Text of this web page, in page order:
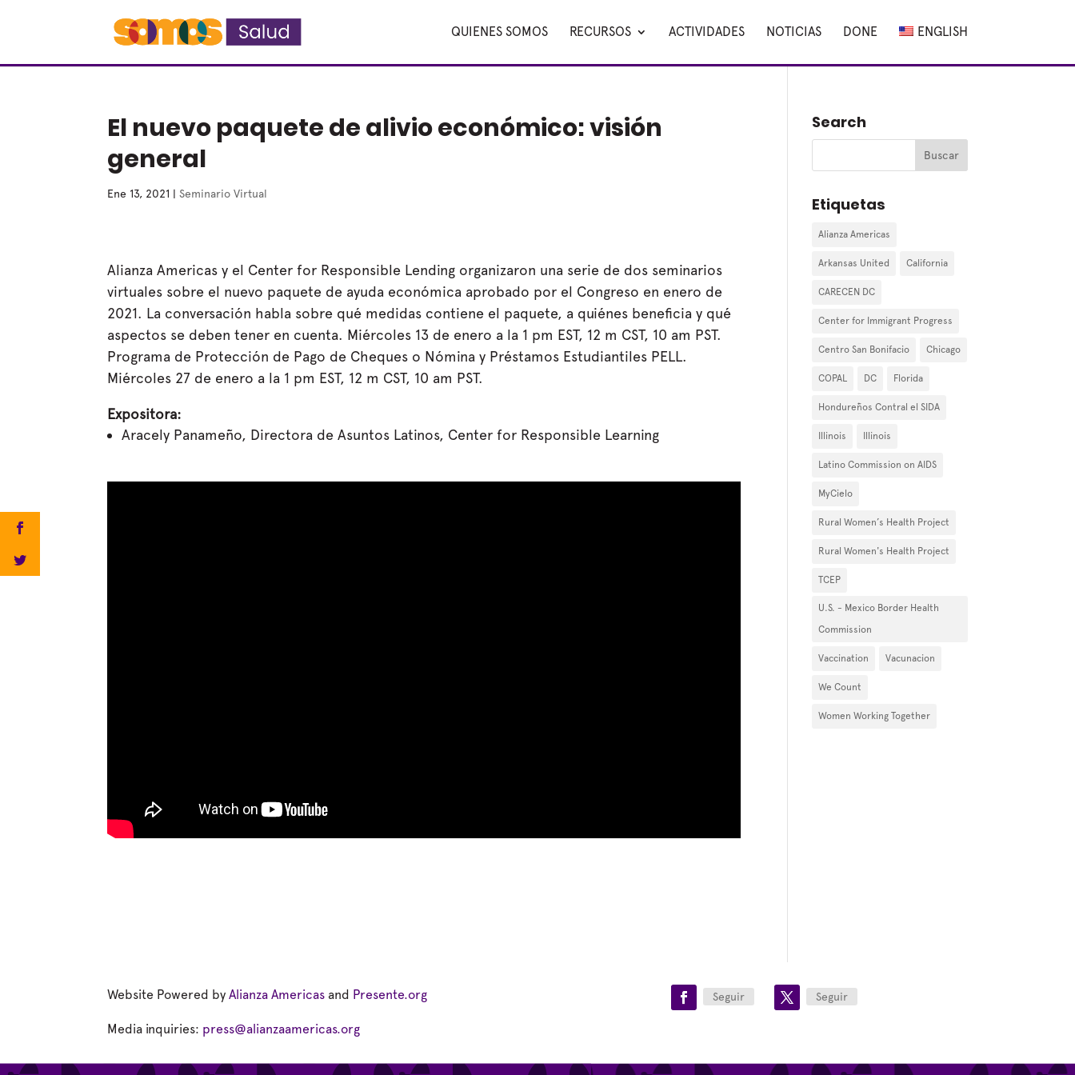
QUIENES SOMOS RECURSOS ACTIVIDADES NOTICIAS DONE ENGLISH
El nuevo paquete de alivio económico: visión
general
Ene 13, 2021 |Seminario Virtual
Alianza Americas y el Center for Responsible Lending organizaron una serie de dos seminarios
virtuales sobre el nuevo paquete de ayuda económica aprobado por el Congreso en enero de
2021. La conversación habla sobre qué medidas contiene el paquete, a quiénes beneficia y qué
aspectos se deben tener en cuenta. Miércoles 13 de enero a la 1 pm EST, 12 m CST, 10 am PST.
Programa de Protección de Pago de Cheques o Nómina y Préstamos Estudiantiles PELL.
Miércoles 27 de enero a la 1 pm EST, 12 m CST, 10 am PST.
Expositora:
Aracely Panameño, Directora de Asuntos Latinos, Center for Responsible Learning
Search
Etiquetas
Alianza Americas
Arkansas United California
CARECEN DC
Center for Immigrant Progress
Centro San Bonifacio Chicago
COPAL DC Florida
Hondureños Contral el SIDA
Illinois Illinois
Latino Commission on AIDS
MyCielo
Rural Women’s Health Project
Rural Women's Health Project
TCEP
U.S. - Mexico Border Health
Commission
Vaccination Vacunacion
We Count
Women Working Together
Website Powered byAlianza Americas and Presente.org
Media inquiries: press@alianzaamericas.org
Seguir Seguir